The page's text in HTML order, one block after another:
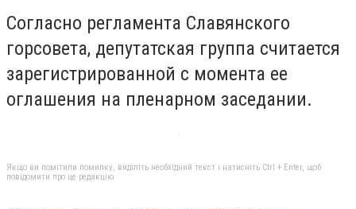
Согласно регламента Славянского
горсовета, депутатская группа считается
зарегистрированной с момента ее
оглашения на пленарном заседании.
Якщо ви помітили помилку, виділіть необхідний текст і натисніть Ctrl + Enter, щоб
повідомити про це редакцію